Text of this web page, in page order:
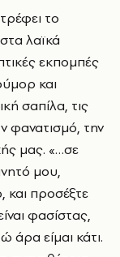
το
λαϊκά
εκπομπές
και
σαπίλα, τις
φανατισμό, την
μας. «…σε
μου,
προσέξτε
φασίστας,
άρα είμαι κάτι.